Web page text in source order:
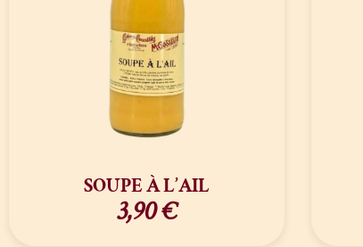
SOUPE À L’AIL
3,90€